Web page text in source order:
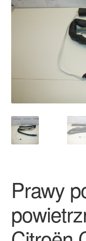
Płatności
Polityka prywatności
Procedura
Skarga
Zasady i warunki
Prawy